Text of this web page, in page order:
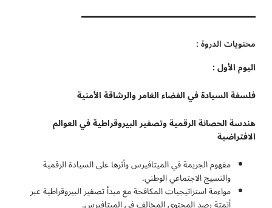
محتويات الدروة :
اليوم الأول :
فلسفة السيادة في الفضاء الغامر والرشاقة الأمنية
هندسة الحصانة الرقمية وتصفير البيروقراطية في العوالم
الافتراضية
مفهوم الجريمة في الميتافيرس وأثرها على السيادة الرقمية
والنسيج الاجتماعي الوطني.
مواءمة استراتيجيات المكافحة مع مبدأ تصفير البيروقراطية عبر
أتمتة رصد المحتوى المخالف في الميتافيرس.